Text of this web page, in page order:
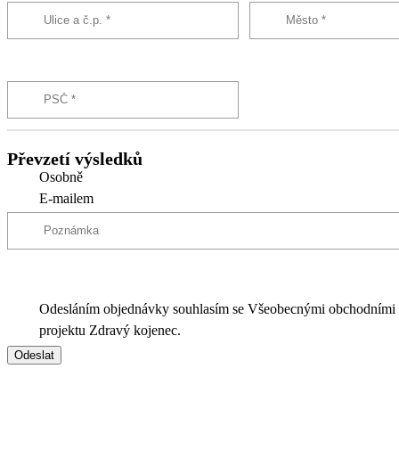
Převzetí výsledků
Osobně
E-mailem
Odesláním objednávky souhlasím se Všeobecnými
projektu Zdravý kojenec.